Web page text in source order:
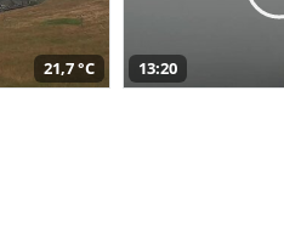
21,7 °C 13:20